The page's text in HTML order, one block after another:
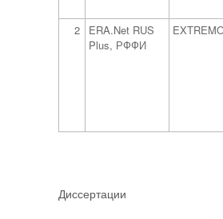
2
ERA.Net RUS
Plus, РФФИ
Диссертации